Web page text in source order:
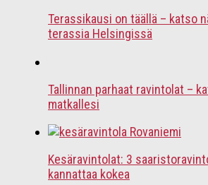
Terassikausi on täällä – katso
terassia Helsingissä
Tallinnan parhaat ravintolat –
matkallesi
Kesäravintolat: 3
kannattaa kokea